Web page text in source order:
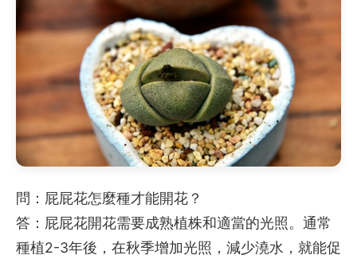
問：屁屁花怎麼種才能開花？
答：屁屁花開花需要成熟植株和適當的光照。通常
種植2-3年後，在秋季增加光照，減少澆水，就能促